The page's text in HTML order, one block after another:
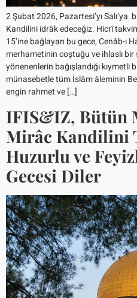
2 Şubat 2026, Pazartesi’yı
Kandilini idrâk edeceğiz. Hicrî
15’ine bağlayan bu gece, Cenâb-ı
merhametinin coştuğu ve ihlaslı bir
yönenenlerin bağışlandığı
münasebetle tüm İslâm âleminin
engin rahmet ve […]
IFIS&IZ, Bütün
Mirâc Kandilini
Huzurlu ve
Gecesi Diler